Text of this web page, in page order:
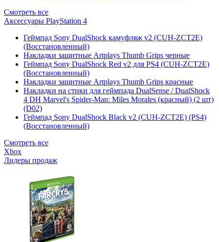
Смотреть все
Аксессуары PlayStation 4
Геймпад Sony DualShock камуфляж v2 (CUH-ZCT2E)
(Восстановленный)
Накладки защитные Artplays Thumb Grips черные
Геймпад Sony DualShock Red v2 для PS4 (CUH-ZCT2E)
(Восстановленный)
Накладки защитные Artplays Thumb Grips красные
Накладки на стики для геймпада DualSense / DualShock
4 DH Marvel's Spider-Man: Miles Morales (красный) (2 шт)
(D02)
Геймпад Sony DualShock Black v2 (CUH-ZCT2E) (PS4)
(Восстановленный)
Смотреть все
Xbox
Лидеры продаж